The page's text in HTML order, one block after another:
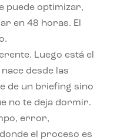
puede optimizar,
en 48 horas. El
Luego está el
desde las
de un briefing sino
no te deja dormir.
error,
el proceso es